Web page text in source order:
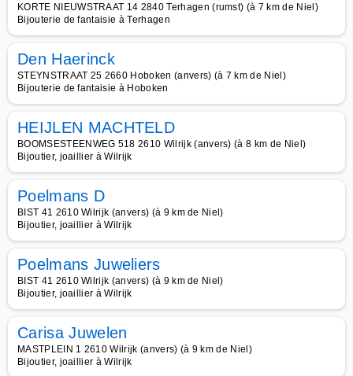
KORTE NIEUWSTRAAT 14 2840 Terhagen (rumst) (à 7 km de Niel)
Bijouterie de fantaisie à Terhagen
Den Haerinck
STEYNSTRAAT 25 2660 Hoboken (anvers) (à 7 km de Niel)
Bijouterie de fantaisie à Hoboken
HEIJLEN MACHTELD
BOOMSESTEENWEG 518 2610 Wilrijk (anvers) (à 8 km de Niel)
Bijoutier, joaillier à Wilrijk
Poelmans D
BIST 41 2610 Wilrijk (anvers) (à 9 km de Niel)
Bijoutier, joaillier à Wilrijk
Poelmans Juweliers
BIST 41 2610 Wilrijk (anvers) (à 9 km de Niel)
Bijoutier, joaillier à Wilrijk
Carisa Juwelen
MASTPLEIN 1 2610 Wilrijk (anvers) (à 9 km de Niel)
Bijoutier, joaillier à Wilrijk